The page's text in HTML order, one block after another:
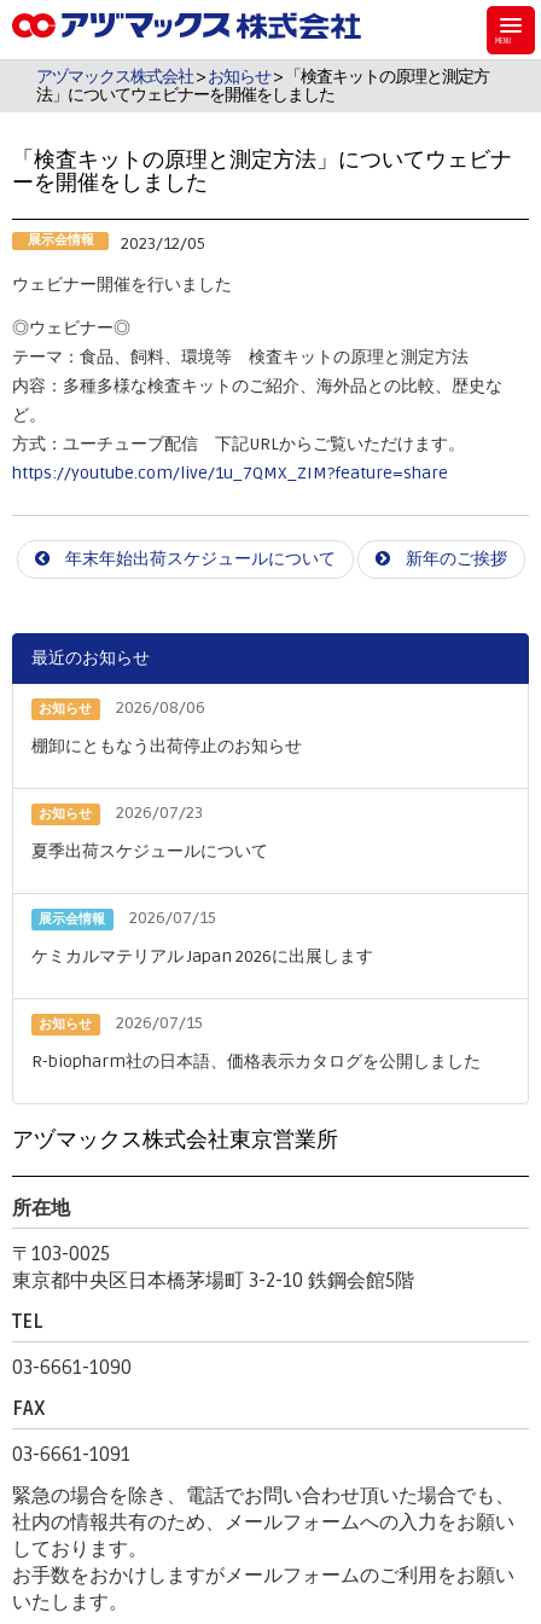
アヅマックスは、機能材料用のシラン・シリコーンなどのケミカル製品、食
品・飼料・環境・植物用の検査キットを販売しています。
アヅマックス株式会社>お知らせ> 「検査キットの原理と測定方
法」についてウェビナーを開催をしました
「検査キットの原理と測定方法」についてウェビナ
ーを開催をしました
展示会情報
2023/12/05
ウェビナー開催を行いました
◎ウェビナー◎
テーマ：食品、飼料、環境等 検査キットの原理と測定方法
内容：多種多様な検査キットのご紹介、海外品との比較、歴史な
ど。
方式：ユーチューブ配信 下記URLからご覧いただけます。
https://youtube.com/live/1u_7QMX_ZIM?feature=share
年末年始出荷スケジュールについて 新年のご挨拶
最近のお知らせ
お知らせ
2026/08/06
棚卸にともなう出荷停止のお知らせ
お知らせ
2026/07/23
夏季出荷スケジュールについて
展示会情報
2026/07/15
ケミカルマテリアル Japan 2026に出展します
お知らせ
2026/07/15
R-biopharm社の日本語、価格表示カタログを公開しました
アヅマックス株式会社東京営業所
所在地
〒103-0025
東京都中央区日本橋茅場町 3-2-10 鉄鋼会館5階
TEL
03-6661-1090
FAX
03-6661-1091
緊急の場合を除き、電話でお問い合わせ頂いた場合でも、
社内の情報共有のため、メールフォームへの入力をお願い
しております。
お手数をおかけしますがメールフォームのご利用をお願い
いたします。